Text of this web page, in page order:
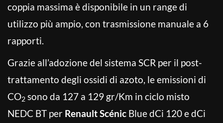
coppia massima è disponibile in un range di
utilizzo più ampio, con trasmissione manuale a 6
rapporti.
Grazie all’adozione del sistema SCR per il post-
trattamento degli ossidi di azoto, le emissioni di
CO2 sono da 127 a 129 gr/Km in ciclo misto
NEDC BT per Renault Scénic Blue dCi 120 e dCi